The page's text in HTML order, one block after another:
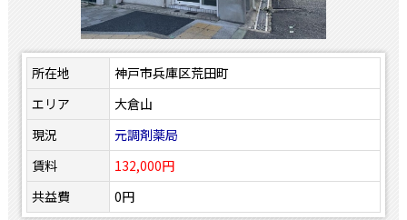
所在地
神戸市兵庫区荒田町
エリア
大倉山
現況
元調剤薬局
賃料
132,000円
共益費
0円